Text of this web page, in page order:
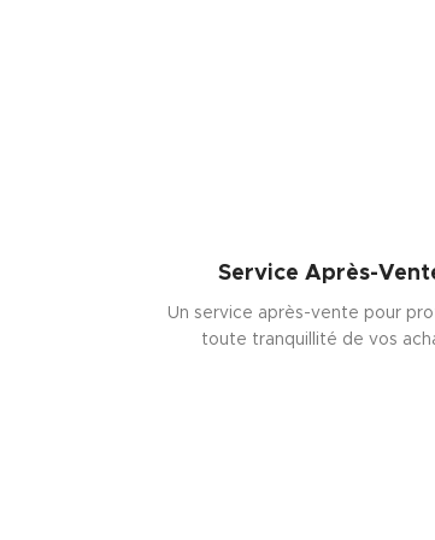
Service Après-
Un service après-vente pour
toute tranquillité de vos